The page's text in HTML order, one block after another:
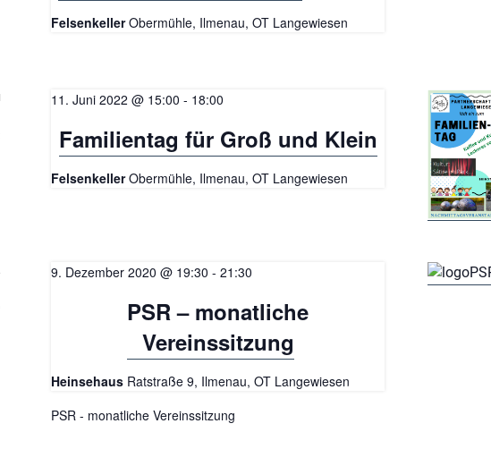
FelsenkellerObermühle, Ilmenau, OT Langewiesen
11. Juni 2022 @ 15:00 - 18:00
Familientag für Groß und Klein
FelsenkellerObermühle, Ilmenau, OT Langewiesen
9. Dezember 2020 @ 19:30 - 21:30
PSR – monatliche
Vereinssitzung
Heinsehaus Ratstraße 9, Ilmenau, OT Langewiesen
PSR - monatliche Vereinssitzung